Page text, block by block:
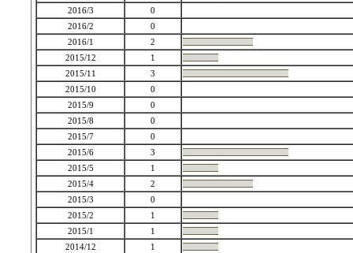
2016/3
0
2016/2
0
2016/1
2
2015/12
1
2015/11
3
2015/10
0
2015/9
0
2015/8
0
2015/7
0
2015/6
3
2015/5
1
2015/4
2
2015/3
0
2015/2
1
2015/1
1
2014/12
1